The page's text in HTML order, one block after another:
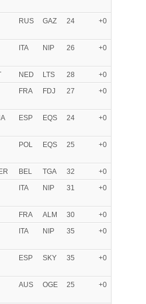
RUS GAZ 24 +0
ITA NIP 26 +0
NED LTS 28
+0
FRA FDJ 27 +0
ESP EQS 24 +0
POL EQS 25 +0
BEL TGA 32
+0
ITA NIP 31 +0
FRA ALM 30
+0
ITA NIP 35 +0
ESP SKY 35 +0
AUS OGE 25 +0